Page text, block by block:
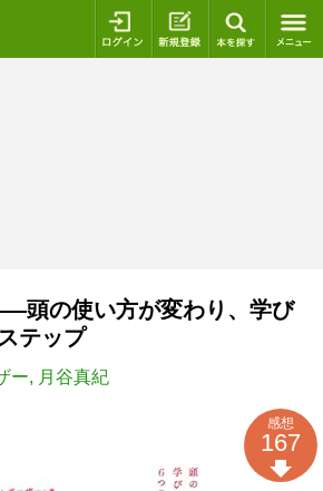
ログイン 新規登録
頭の使い方が変わり、学び
テップ
ー, 月谷真紀
感想
167